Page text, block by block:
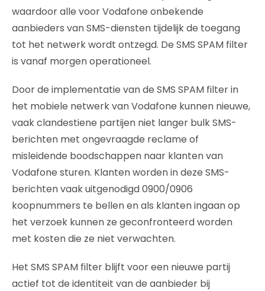
waardoor alle voor Vodafone onbekende
aanbieders van SMS-diensten tijdelijk de toegang
tot het netwerk wordt ontzegd. De SMS SPAM filter
is vanaf morgen operationeel.
Door de implementatie van de SMS SPAM filter in
het mobiele netwerk van Vodafone kunnen nieuwe,
vaak clandestiene partijen niet langer bulk SMS-
berichten met ongevraagde reclame of
misleidende boodschappen naar klanten van
Vodafone sturen. Klanten worden in deze SMS-
berichten vaak uitgenodigd 0900/0906
koopnummers te bellen en als klanten ingaan op
het verzoek kunnen ze geconfronteerd worden
met kosten die ze niet verwachten.
Het SMS SPAM filter blijft voor een nieuwe partij
actief tot de identiteit van de aanbieder bij